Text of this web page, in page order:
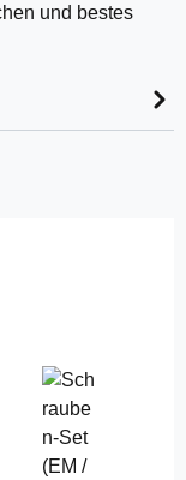
und bestes